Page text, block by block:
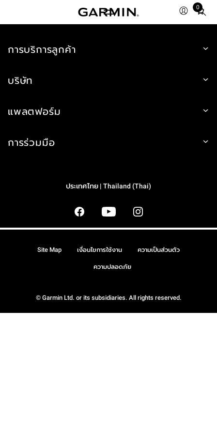
0
Total
items
cart:
การบริการลูกค้า
บริษัท
แพลตฟอร์ม
การร่วมมือ
ประเทศไทย | Thailand (Thai)
© Garmin Ltd. or its subsidiaries. All rights reserved.
Site Map เงื่อนไขการใช้งาน ความเป็นส่วนตัว
ความปลอดภัย